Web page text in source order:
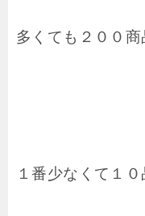
多くても２００商
１番少なくて１